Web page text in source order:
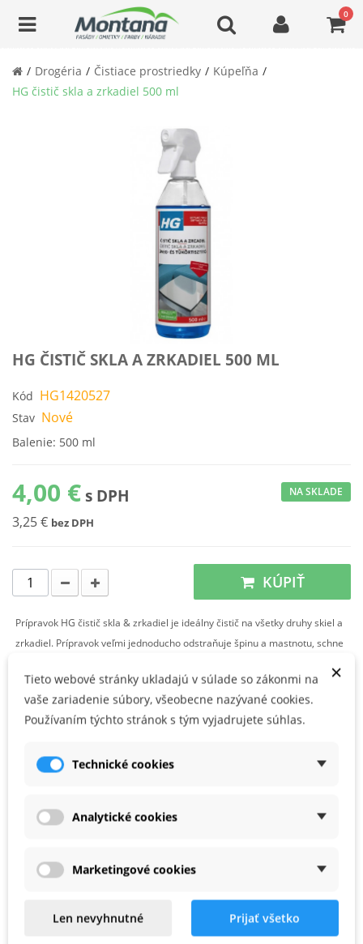
0
Drogéria Čistiace prostriedky
Kúpeľňa
HG čistič skla a zrkadiel 500 ml
HG ČISTIČ SKLA A ZRKADIEL 500 ML
Kód HG1420527
Stav Nové
Balenie: 500 ml
4,00 € s DPH
3,25 € bez DPH
NA SKLADE
KÚPIŤ
Prípravok HG čistič skla & zrkadiel je ideálny čistič na všetky druhy skiel a
zrkadiel. Prípravok veľmi jednoducho odstraňuje špinu a mastnotu, schne
Použitie:
handry či kuchynského papiera a vysušte. Pri čistení veľkých plôch
doporučujeme použiť stierku.
PARAMETRE PRODUKTU
Kód produktu HG1420527
PODOBNÉ PRODUKTY
×
Tieto webové stránky ukladajú v súlade so zákonmi na
vaše zariadenie súbory, všeobecne nazývané cookies.
Používaním týchto stránok s tým vyjadrujete súhlas.
Technické cookies
Analytické cookies
Marketingové cookies
Len nevyhnutné Prijať všetko